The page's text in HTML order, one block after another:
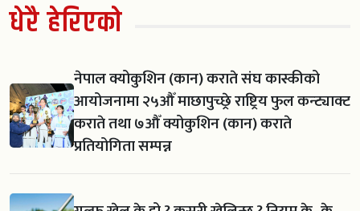
धेरै हेरिएको
नेपाल क्योकुशिन (कान) कराते संघ कास्कीको
आयोजनामा २५औँ माछापुच्छ्रे राष्ट्रिय फुल कन्ट्याक्ट
कराते तथा ७औँ क्योकुशिन (कान) कराते
प्रतियोगिता सम्पन्न